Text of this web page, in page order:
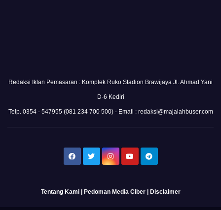
Redaksi Iklan Pemasaran : Komplek Ruko Stadion Brawijaya Jl. Ahmad Yani
D-6 Kediri
Telp. 0354 - 547955 (081 234 700 500) - Email : redaksi@majalahbuser.com
Tentang Kami| Pedoman Media Ciber| Disclaimer